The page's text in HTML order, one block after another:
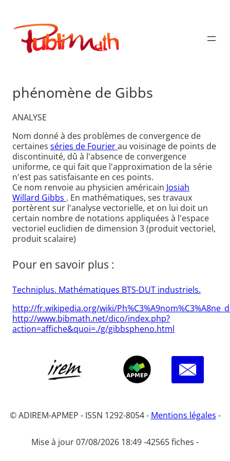
contenu
Publimath
phénomène de Gibbs
ANALYSE
Nom donné à des problèmes de convergence de
certaines séries de Fourierau voisinage de points de
discontinuité, dû à l'absence de convergence
uniforme, ce qui fait que l'approximation de la série
n'est pas satisfaisante en ces points.
Ce nom renvoie au physicien américain Josiah
Willard Gibbs . En mathématiques, ses travaux
portèrent sur l'analyse vectorielle, et on lui doit un
certain nombre de notations appliquées à l'espace
vectoriel euclidien de dimension 3 (produit vectoriel,
produit scalaire)
Pour en savoir plus :
Techniplus. Mathématiques BTS-DUT industriels.
http://fr.wikipedia.org/wiki/
http://www.bibmath.net/dico/index.php?
action=affiche&quoi=./g/gibbspheno.html
© ADIREM-APMEP - ISSN 1292-8054 - Mentions légales -
Mise à jour 07/08/2026 18:49 -42565 fiches -